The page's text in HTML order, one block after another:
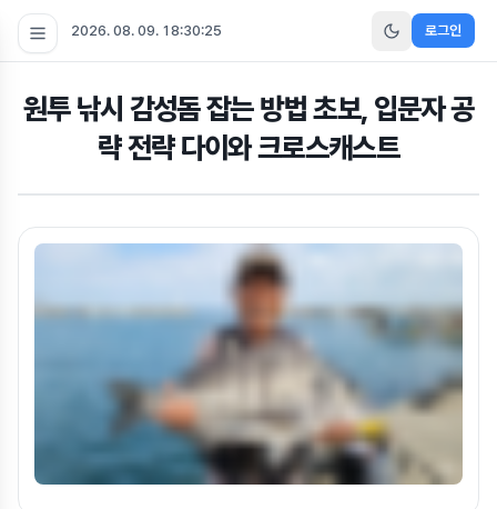
2026. 08. 09. 18:30:26 로그인
원투 낚시 감성돔 잡는 방법 초보, 입문자 공
략 전략 다이와 크로스캐스트